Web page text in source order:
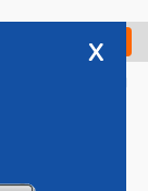
Check in
x